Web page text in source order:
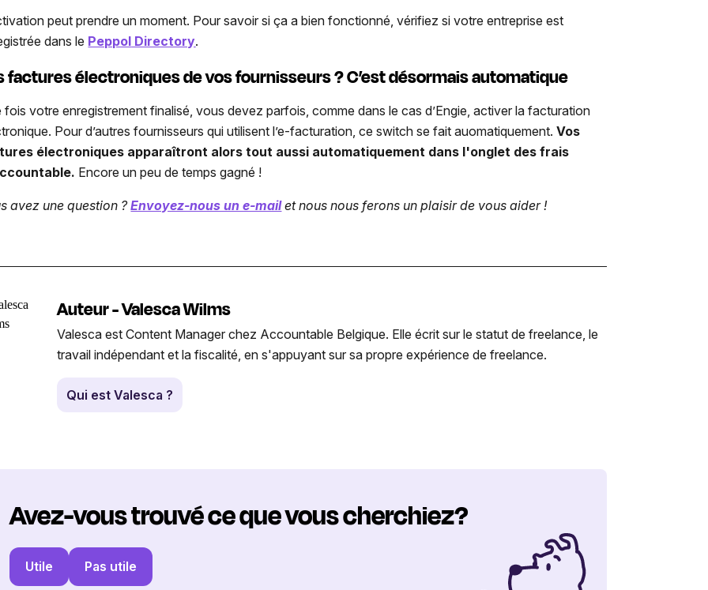
peut prendre un moment. Pour savoir si ça a bien fonctionné, vérifiez si votre entreprise est
dans le Peppol Directory.
factures électroniques de vos fournisseurs ? C’est désormais automatique
fois votre enregistrement finalisé, vous devez parfois, comme dans le cas d’Engie, activer la facturation
Pour d’autres fournisseurs qui utilisent l’e-facturation, ce switch se fait auomatiquement.Vos
électroniques apparaîtront alors tout aussi automatiquement dans l'onglet des frais
Encore un peu de temps gagné !
avez une question ?Envoyez-nous un e-mailet nous nous ferons un plaisir de vous aider !
Auteur - Valesca Wilms
Valesca est Content Manager chez Accountable Belgique. Elle écrit sur le statut de freelance, le
travail indépendant et la fiscalité, en s'appuyant sur sa propre expérience de freelance.
Qui est Valesca ?
Avez-vous trouvé ce que vous cherchiez?
Utile Pas utile